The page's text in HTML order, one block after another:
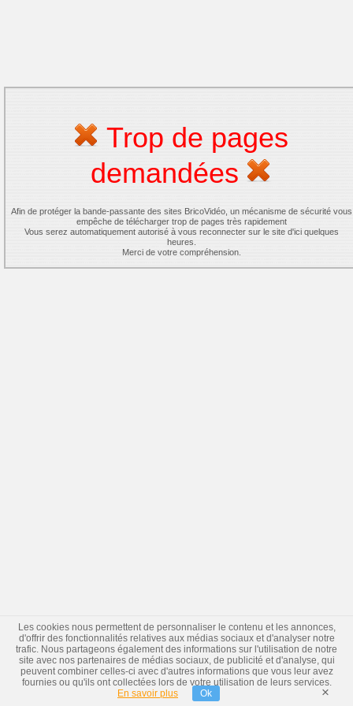
Trop de pages
demandées
Afin de protéger la bande-passante des sites BricoVidéo, un mécanisme de sécurité vous
empêche de télécharger trop de pages très rapidement
Vous serez automatiquement autorisé à vous reconnecter sur le site d'ici quelques
heures.
Merci de votre compréhension.
Les cookies nous permettent de personnaliser le contenu et les annonces,
d'offrir des fonctionnalités relatives aux médias sociaux et d'analyser notre
trafic. Nous partageons également des informations sur l'utilisation de notre
site avec nos partenaires de médias sociaux, de publicité et d'analyse, qui
peuvent combiner celles-ci avec d'autres informations que vous leur avez
fournies ou qu'ils ont collectées lors de votre utilisation de leurs services.
En savoir plus
Ok ×